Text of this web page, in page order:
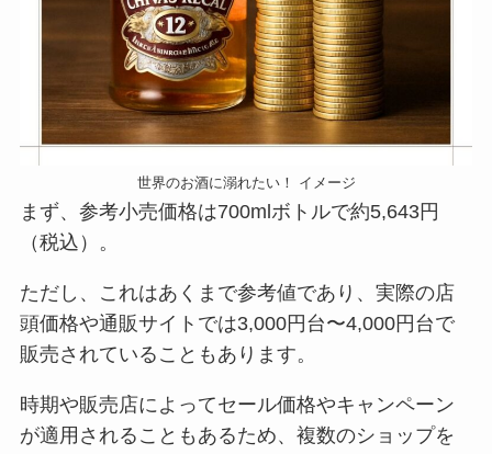
世界のお酒に溺れたい！ イメージ
まず、参考小売価格は700mlボトルで約5,643円
（税込）。
ただし、これはあくまで参考値であり、実際の店
頭価格や通販サイトでは3,000円台〜4,000円台で
販売されていることもあります。
時期や販売店によってセール価格やキャンペーン
が適用されることもあるため、複数のショップを